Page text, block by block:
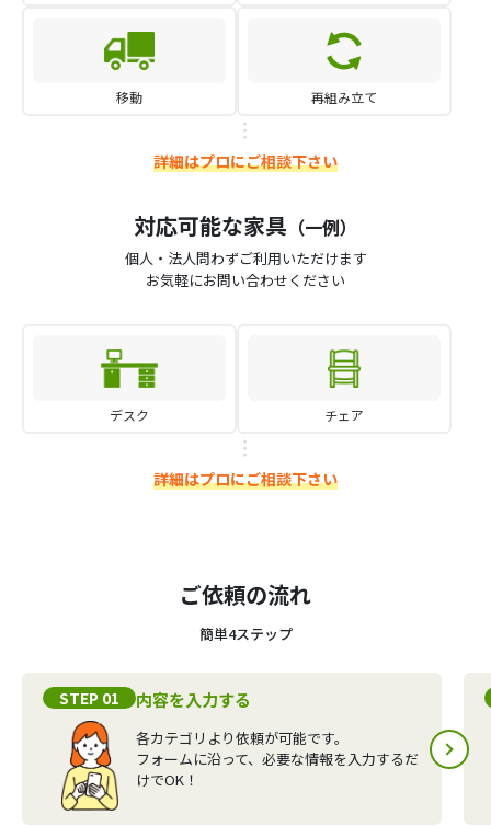
移動 再組み立て
詳細はプロにご相談下さい
対応可能な家具 （一例）
個人・法人問わずご利用いただけます
お気軽にお問い合わせください
デスク チェア
詳細はプロにご相談下さい
ご依頼の流れ
簡単4ステップ
STEP 01 内容を入力する
各カテゴリより依頼が可能です。
フォームに沿って、必要な情報を入力するだ
けでOK！